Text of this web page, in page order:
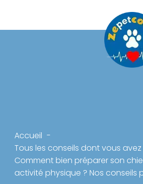
Accueil
Tous les conseils dont vous
Comment bien préparer son
activité physique ? Nos conseils